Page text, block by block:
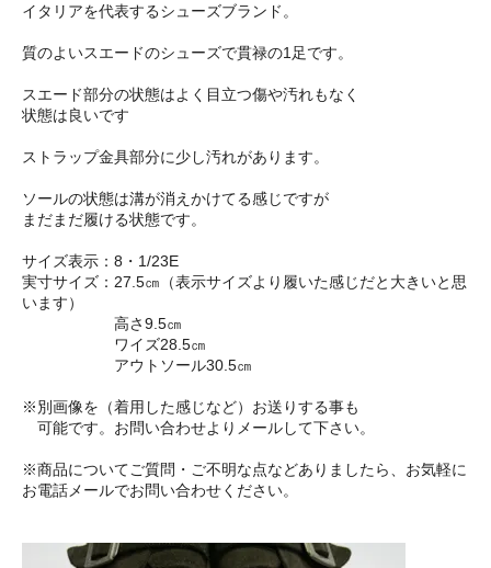
イタリアを代表するシューズブランド。
質のよいスエードのシューズで貫禄の1足です。
スエード部分の状態はよく目立つ傷や汚れもなく
状態は良いです
ストラップ金具部分に少し汚れがあります。
ソールの状態は溝が消えかけてる感じですが
まだまだ履ける状態です。
サイズ表示：8・1/23E
実寸サイズ：27.5㎝（表示サイズより履いた感じだと大きいと思
います）
高さ9.5㎝
ワイズ28.5㎝
アウトソール30.5㎝
※別画像を（着用した感じなど）お送りする事も
可能です。お問い合わせよりメールして下さい。
※商品についてご質問・ご不明な点などありましたら、お気軽に
お電話メールでお問い合わせください。